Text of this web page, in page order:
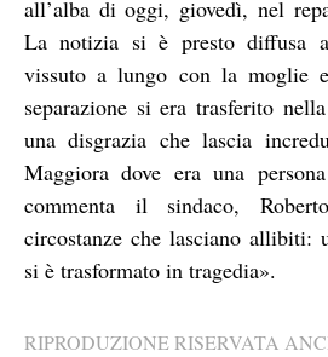
all’alba di oggi, giovedì, nel
La notizia si è presto diffusa
vissuto a lungo con la
separazione si era trasferito
una disgrazia che lascia
Maggiora dove era una
commenta il sindaco,
circostanze che lasciano allibiti:
si è trasformato in tragedia».
RIPRODUZIONE RISERVATA